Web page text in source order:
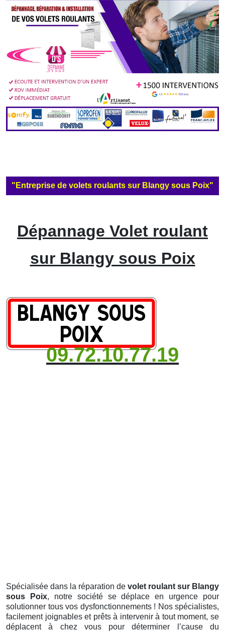
"Entreprise de volets roulants sur Blangy sous Poix"
Dépannage Volet roulant
sur Blangy sous Poix
09.72.10.77.19
Spécialisée dans la réparation de volet roulant sur Blangy
sous Poix, notre société se déplace en urgence pour
solutionner tous vos dysfonctionnements ! Nos spécialistes,
facilement joignables et prêts à intervenir à tout moment, se
déplacent à chez vous pour déterminer l’cause du